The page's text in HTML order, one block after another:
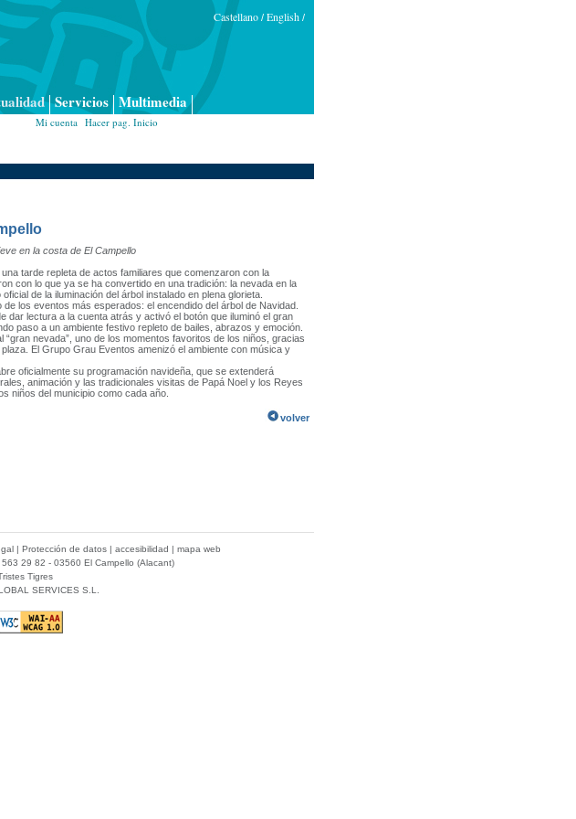
Castellano / English /
Servicios Multimedia
Mi cuenta Hacer pag. Inicio
en la costa de El Campello
tarde repleta de actos familiares que comenzaron con la
con lo que ya se ha convertido en una tradición: la nevada en la
de la iluminación del árbol instalado en plena glorieta.
los eventos más esperados: el encendido del árbol de Navidad.
dar lectura a la cuenta atrás y activó el botón que iluminó el gran
paso a un ambiente festivo repleto de bailes, abrazos y emoción.
“gran nevada”, uno de los momentos favoritos de los niños, gracias
El Grupo Grau Eventos amenizó el ambiente con música y
oficialmente su programación navideña, que se extenderá
animación y las tradicionales visitas de Papá Noel y los Reyes
niños del municipio como cada año.
volver
| Protección de datos | accesibilidad | mapa web
29 82 - 03560 El Campello (Alacant)
Tigres
SERVICES S.L.